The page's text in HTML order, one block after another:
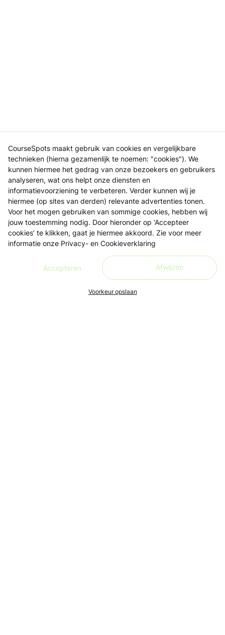
CourseSpots maakt gebruik van cookies en vergelijkbare
technieken (hierna gezamenlijk te noemen: "cookies"). We
kunnen hiermee het gedrag van onze bezoekers en gebruikers
analyseren, wat ons helpt onze diensten en
informatievoorziening te verbeteren. Verder kunnen wij je
hiermee (op sites van derden) relevante advertenties tonen.
Voor het mogen gebruiken van sommige cookies, hebben wij
jouw toestemming nodig. Door hieronder op ‘Accepteer
cookies’ te klikken, gaat je hiermee akkoord. Zie voor meer
informatie onze Privacy- en Cookieverklaring
Accepteren Afwijzen
Voorkeur opslaan